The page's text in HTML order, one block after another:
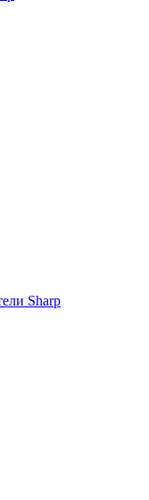
Sharp